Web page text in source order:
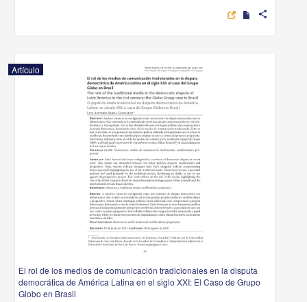
share
Artículo
El rol de los medios de comunicación tradicionales en la disputa
democrática de América Latina en el siglo XXI: El Caso de Grupo
Globo en Brasil